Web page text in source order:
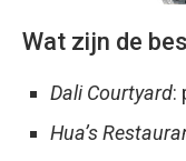
Wat zijn de
Dali Courtyard:
Hua’s